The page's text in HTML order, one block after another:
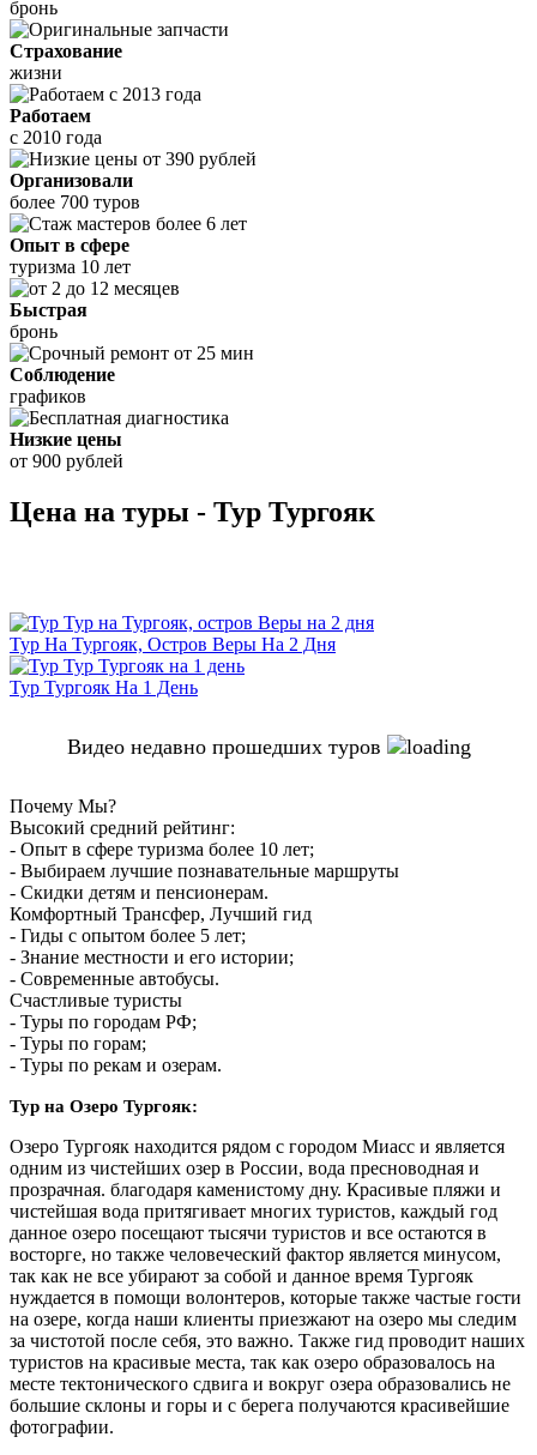
бронь
Страхование
жизни
Работаем
с 2010 года
Организовали
более 700 туров
Опыт в сфере
туризма 10 лет
Быстрая
бронь
Соблюдение
графиков
Низкие цены
от 900 рублей
Цена на туры - Тур Тургояк
Тур На Тургояк, Остров Веры На 2 Дня
Тур Тургояк На 1 День
Видео недавно прошедших туров
Почему Мы?
Высокий средний рейтинг:
- Опыт в сфере туризма более 10 лет;
- Выбираем лучшие познавательные маршруты
- Скидки детям и пенсионерам.
Комфортный Трансфер, Лучший гид
- Гиды с опытом более 5 лет;
- Знание местности и его истории;
- Современные автобусы.
Счастливые туристы
- Туры по городам РФ;
- Туры по горам;
- Туры по рекам и озерам.
Тур на Озеро Тургояк:
Озеро Тургояк находится рядом с городом Миасс и является
одним из чистейших озер в России, вода пресноводная и
прозрачная. благодаря каменистому дну. Красивые пляжи и
чистейшая вода притягивает многих туристов, каждый год
данное озеро посещают тысячи туристов и все остаются в
восторге, но также человеческий фактор является минусом,
так как не все убирают за собой и данное время Тургояк
нуждается в помощи волонтеров, которые также частые гости
на озере, когда наши клиенты приезжают на озеро мы следим
за чистотой после себя, это важно. Также гид проводит наших
туристов на красивые места, так как озеро образовалось на
месте тектонического сдвига и вокруг озера образовались не
большие склоны и горы и с берега получаются красивейшие
фотографии.